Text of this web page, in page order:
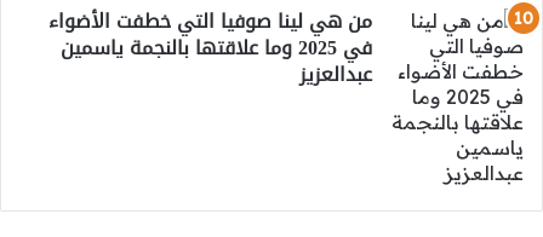
من هي لينا صوفيا التي خطفت الأضواء
في 2025 وما علاقتها بالنجمة ياسمين
عبدالعزيز